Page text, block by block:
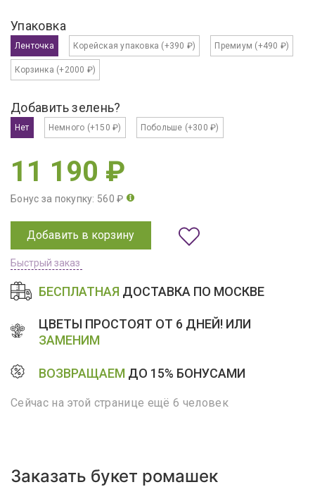
Упаковка
Ленточка Корейская упаковка (+390 ₽) Премиум (+490 ₽)
Корзинка (+2000 ₽)
Добавить зелень?
Нет Немного (+150 ₽) Побольше (+300 ₽)
11 190 ₽
Бонус за покупку: 560 ₽
Добавить в корзину
Быстрый заказ
БЕСПЛАТНАЯ ДОСТАВКА ПО МОСКВЕ
ЦВЕТЫ ПРОСТОЯТ ОТ 6 ДНЕЙ! ИЛИ
ЗАМЕНИМ
ВОЗВРАЩАЕМ ДО 15% БОНУСАМИ
Сейчас на этой странице ещё 6 человек
Заказать букет ромашек